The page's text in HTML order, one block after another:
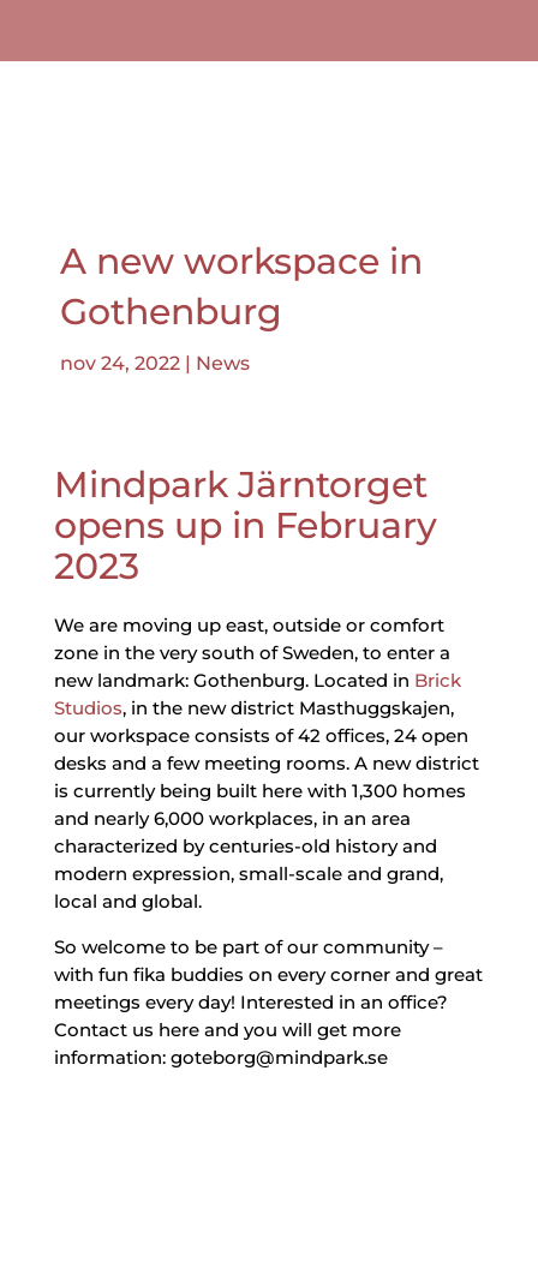
A new workspace in
Gothenburg
nov 24, 2022 | News
Mindpark Järntorget
opens up in February
2023
We are moving up east, outside or comfort
zone in the very south of Sweden, to enter a
new landmark: Gothenburg. Located in Brick
Studios, in the new district Masthuggskajen,
our workspace consists of 42 offices, 24 open
desks and a few meeting rooms. A new district
is currently being built here with 1,300 homes
and nearly 6,000 workplaces, in an area
characterized by centuries-old history and
modern expression, small-scale and grand,
local and global.
So welcome to be part of our community –
with fun fika buddies on every corner and great
meetings every day! Interested in an office?
Contact us here and you will get more
information: goteborg@mindpark.se